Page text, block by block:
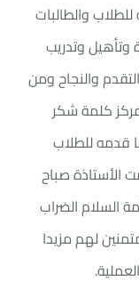
والطالبات
وتدريب
والنجاح ومن
كلمة شكر
قدمه للطلاب
الأستاذة صباح
السلام الضراب
لهم مزيدا